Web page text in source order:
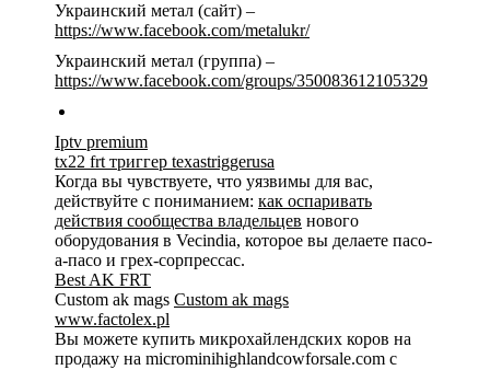
Украинский метал (сайт) –
https://www.facebook.com/metalukr/
Украинский метал (группа) –
https://www.facebook.com/groups/350083612105329
Iptv premium
tx22 frt триггер texastriggerusa
Когда вы чувствуете, что уязвимы для вас,
действуйте с пониманием: как оспаривать
действия сообщества владельцев нового
оборудования в Vecindia, которое вы делаете пасо-
а-пасо и грех-сорпрессас.
Best AK FRT
Custom ak mags Custom ak mags
www.factolex.pl
Вы можете купить микрохайлендских коров на
продажу на microminihighlandcowforsale.com с